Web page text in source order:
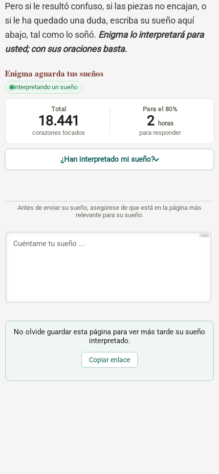
Pero si le resultó confuso, si las piezas no encajan, o
si le ha quedado una duda, escriba su sueño aquí
abajo, tal como lo soñó. Enigma lo interpretará para
usted; con sus oraciones basta.
Enigma aguarda tus sueños
interpretando un sueño
Total
18.441
corazones tocados
Para el 80%
2 horas
para responder
¿Han interpretado mi sueño?
Antes de enviar su sueño, asegúrese de que está en la página más
relevante para su sueño.
1000
No olvide guardar esta página para ver más tarde su sueño
interpretado.
Copiar enlace